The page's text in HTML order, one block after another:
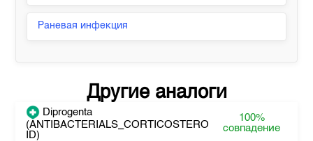
Раневая инфекция
Другие аналоги
Diprogenta
(ANTIBACTERIALS_CORTICOSTERO
ID)
100%
совпадение